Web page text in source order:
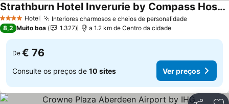
4 EstrelasHotel Interiores charmosos e cheios de personalidade
Strathburn Hotel Inverurie by Compass Hospitality
8,2 Muito boa 1.327 a 1.2 km de Centro da cidade
De € 76
Consulte os preços de 10 sites Ver preços